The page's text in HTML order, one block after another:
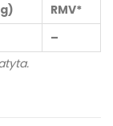
RMV*
–